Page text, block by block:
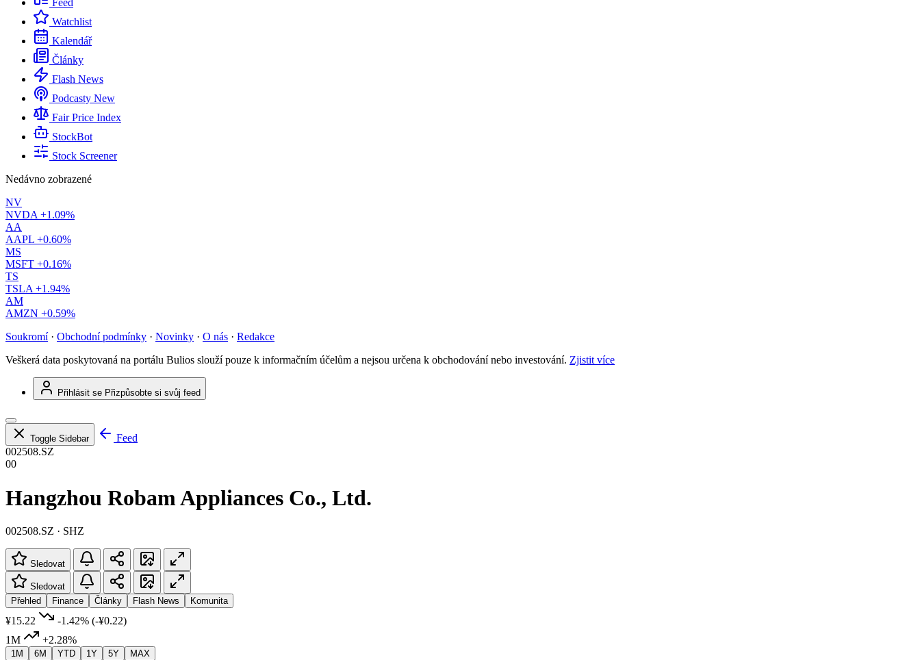
Feed
Watchlist
Kalendář
Články
Flash News
Podcasty New
Fair Price Index
StockBot
Stock Screener
Nedávno zobrazené
NV
NVDA +1.09%
AA
AAPL +0.60%
MS
MSFT +0.16%
TS
TSLA +1.94%
AM
AMZN +0.59%
Soukromí · Obchodní podmínky · Novinky · O nás · Redakce
Veškerá data poskytovaná na portálu Bulios slouží pouze k informačním účelům a nejsou určena k obchodování nebo investování. Zjistit více
Přihlásit se Přizpůsobte si svůj feed
Toggle Sidebar
Feed
002508.SZ
00
Hangzhou Robam Appliances Co., Ltd.
002508.SZ · SHZ
Sledovat
Sledovat
Přehled
Finance Články Flash News Komunita
¥15.22 -1.42% (-¥0.22)
1M
+2.28%
1M 6M YTD 1Y 5Y MAX